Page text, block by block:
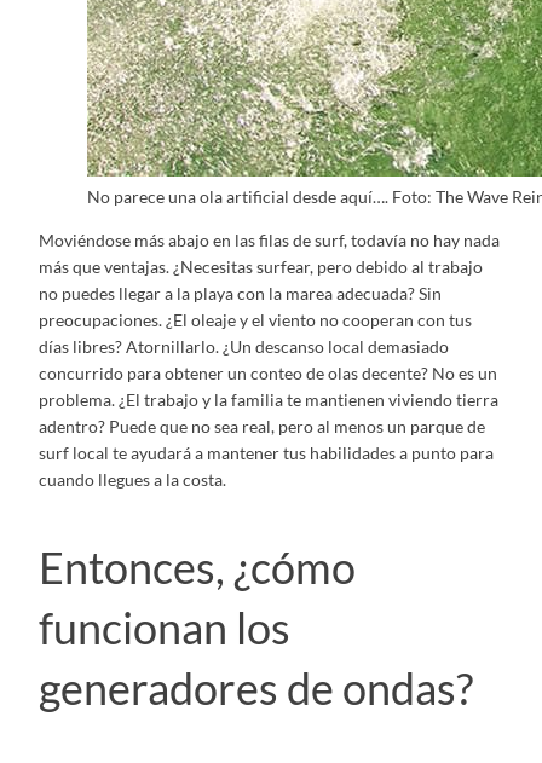
No parece una ola artificial desde aquí…. Foto: The Wave
Moviéndose más abajo en las filas de surf, todavía no hay nada
más que ventajas. ¿Necesitas surfear, pero debido al trabajo
no puedes llegar a la playa con la marea adecuada? Sin
preocupaciones. ¿El oleaje y el viento no cooperan con tus
días libres? Atornillarlo. ¿Un descanso local demasiado
concurrido para obtener un conteo de olas decente? No es un
problema. ¿El trabajo y la familia te mantienen viviendo tierra
adentro? Puede que no sea real, pero al menos un parque de
surf local te ayudará a mantener tus habilidades a punto para
cuando llegues a la costa.
Entonces, ¿cómo
funcionan los
generadores de ondas?